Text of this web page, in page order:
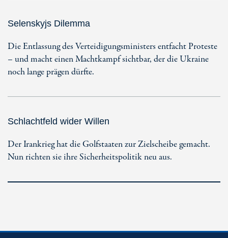
Selenskyjs Dilemma
Die Entlassung des Verteidigungsministers entfacht Proteste
– und macht einen Machtkampf sichtbar, der die Ukraine
noch lange prägen dürfte.
Schlachtfeld wider Willen
Der Irankrieg hat die Golfstaaten zur Zielscheibe gemacht.
Nun richten sie ihre Sicherheitspolitik neu aus.